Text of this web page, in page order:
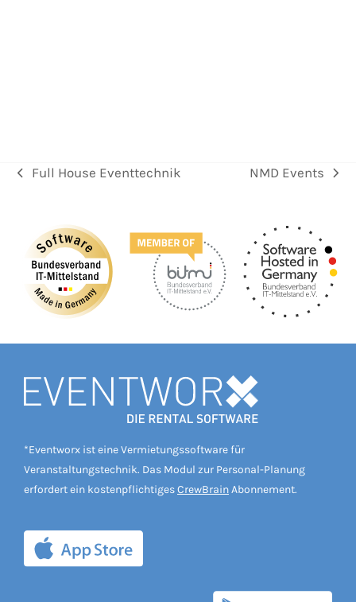
vorheriger
Full House Eventtechnik
Nächster
NMD Events
*Eventworx ist eine Vermietungssoftware für
Veranstaltungstechnik. Das Modul zur Personal-Planung
erfordert ein kostenpflichtiges CrewBrain Abonnement.